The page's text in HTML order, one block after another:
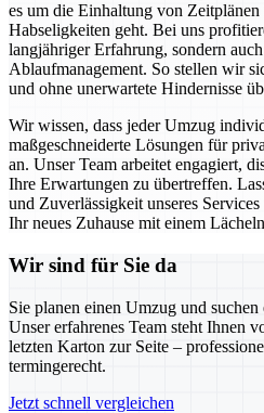
es um die Einhaltung von
Habseligkeiten geht. Bei uns
langjähriger Erfahrung, sondern
Ablaufmanagement. So stellen wir
und ohne unerwartete Hindernisse
Wir wissen, dass jeder Umzug
maßgeschneiderte Lösungen für
an. Unser Team arbeitet engagiert,
Ihre Erwartungen zu übertreffen.
und Zuverlässigkeit unseres
Ihr neues Zuhause mit einem
Wir sind für Sie da
Sie planen einen Umzug und
Unser erfahrenes Team steht Ihnen
letzten Karton zur Seite –
termingerecht.
Jetzt schnell vergleichen